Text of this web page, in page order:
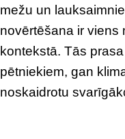
mežu un
novērtēšana ir viens
kontekstā. Tās
pētniekiem, gan
noskaidrotu